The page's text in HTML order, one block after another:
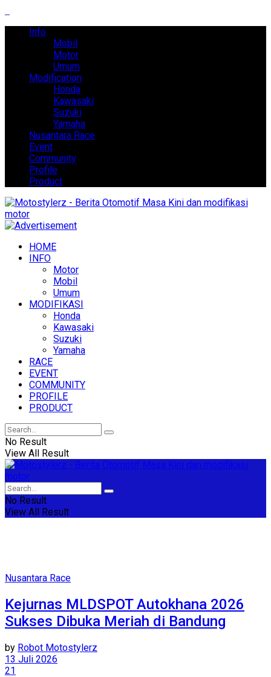
Info
Mobil
Motor
Umum
Modification
Honda
Kawasaki
Suzuki
Yamaha
Nusantara Race
Event
Community
Profile
Product
HOME
INFO
Motor
Mobil
Umum
MODIFIKASI
Honda
Kawasaki
Suzuki
Yamaha
RACE
EVENT
COMMUNITY
PROFILE
PRODUCT
No Result
View All Result
No Result
View All Result
Nusantara Race
Kejurnas MLDSPOT Autokhana 2026
Sukses Dibuka Meriah di Bandung
by Robot Motostylerz
13 Juli 2026
21